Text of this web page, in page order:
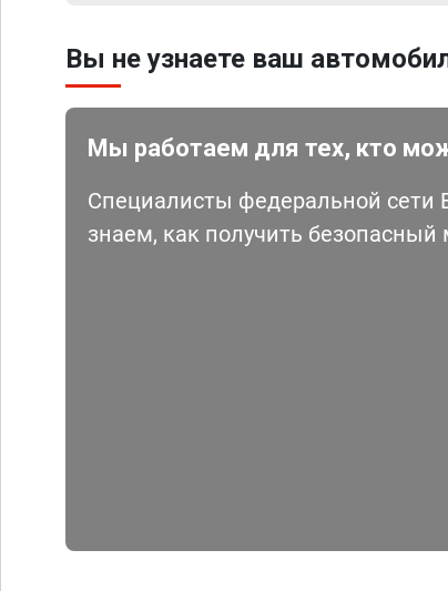
Вы не узнаете ваш
Мы работаем для тех, кто
Специалисты федеральной сети
знаем, как получить